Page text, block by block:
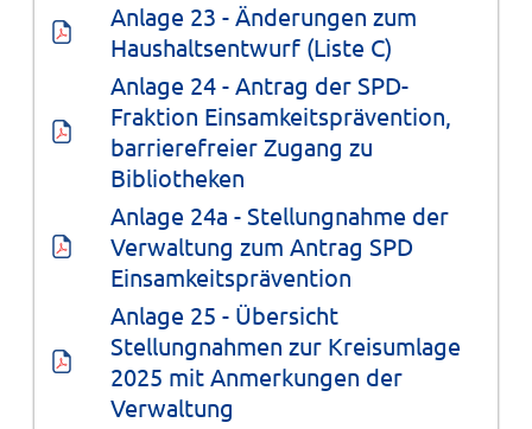
Anlage 23 - Änderungen zum
Haushaltsentwurf (Liste C)
Anlage 24 - Antrag der SPD-
Fraktion Einsamkeitsprävention,
barrierefreier Zugang zu
Bibliotheken
Anlage 24a - Stellungnahme der
Verwaltung zum Antrag SPD
Einsamkeitsprävention
Anlage 25 - Übersicht
Stellungnahmen zur Kreisumlage
2025 mit Anmerkungen der
Verwaltung